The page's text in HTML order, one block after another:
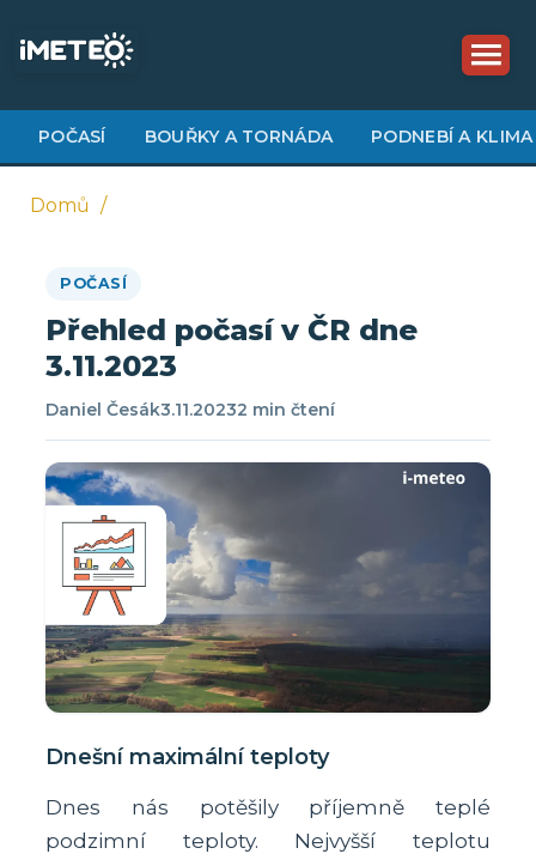
obsahu
POČASÍ BOUŘKY A TORNÁDA PODNEBÍ A KLIMA
navigace
Domů
POČASÍ
Přehled počasí v ČR dne
3.11.2023
Daniel Česák3.11.20232 min čtení
Dnešní maximální teploty
Dnes nás potěšily příjemně teplé
podzimní teploty. Nejvyšší teplotu